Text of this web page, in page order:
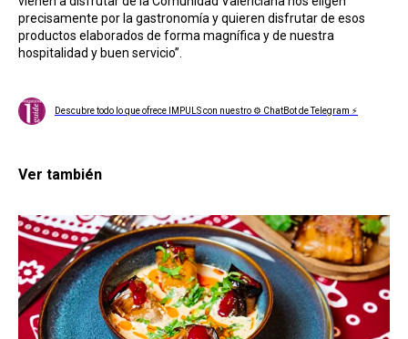
precisamente por la gastronomía y quieren disfrutar de esos
productos elaborados de forma magnífica y de nuestra
hospitalidad y buen servicio”.
Descubre todo lo que ofrece IMPULS con nuestro ⚙ ChatBot de Telegram ⚡
Ver también